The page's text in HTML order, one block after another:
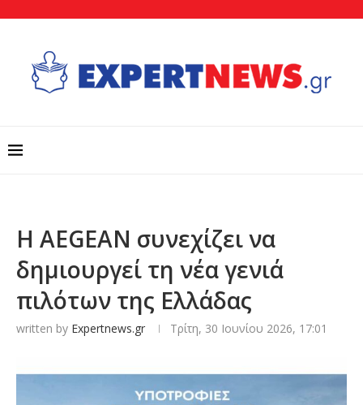
Η AEGEAN συνεχίζει να
δημιουργεί τη νέα γενιά
πιλότων της Ελλάδας
written by Expertnews.gr Τρίτη, 30 Ιουνίου 2026, 17:01